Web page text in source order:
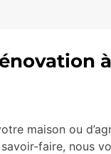
maison ou
faire, nous